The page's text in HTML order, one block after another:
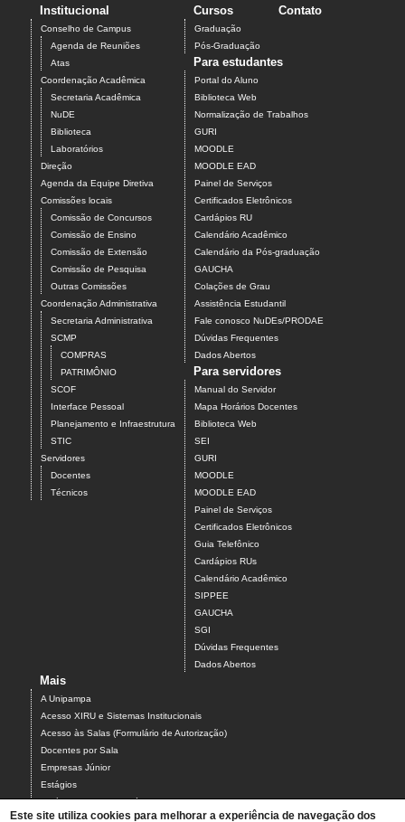
Institucional
Conselho de Campus
Agenda de Reuniões
Atas
Coordenação Acadêmica
Secretaria Acadêmica
NuDE
Biblioteca
Laboratórios
Direção
Agenda da Equipe Diretiva
Comissões locais
Comissão de Concursos
Comissão de Ensino
Comissão de Extensão
Comissão de Pesquisa
Outras Comissões
Coordenação Administrativa
Secretaria Administrativa
SCMP
COMPRAS
PATRIMÔNIO
SCOF
Interface Pessoal
Planejamento e Infraestrutura
STIC
Servidores
Docentes
Técnicos
Cursos
Graduação
Pós-Graduação
Contato
Para estudantes
Portal do Aluno
Biblioteca Web
Normalização de Trabalhos
GURI
MOODLE
MOODLE EAD
Painel de Serviços
Certificados Eletrônicos
Cardápios RU
Calendário Acadêmico
Calendário da Pós-graduação
GAUCHA
Colações de Grau
Assistência Estudantil
Fale conosco NuDEs/PRODAE
Dúvidas Frequentes
Dados Abertos
Para servidores
Manual do Servidor
Mapa Horários Docentes
Biblioteca Web
SEI
GURI
MOODLE
MOODLE EAD
Painel de Serviços
Certificados Eletrônicos
Guia Telefônico
Cardápios RUs
Calendário Acadêmico
SIPPEE
GAUCHA
SGI
Dúvidas Frequentes
Dados Abertos
Mais
A Unipampa
Acesso XIRU e Sistemas Institucionais
Acesso às Salas (Formulário de Autorização)
Docentes por Sala
Empresas Júnior
Estágios
Estágios Campus Bagé
Organograma do Campus Bagé
Este site utiliza cookies para melhorar a experiência de navegação dos